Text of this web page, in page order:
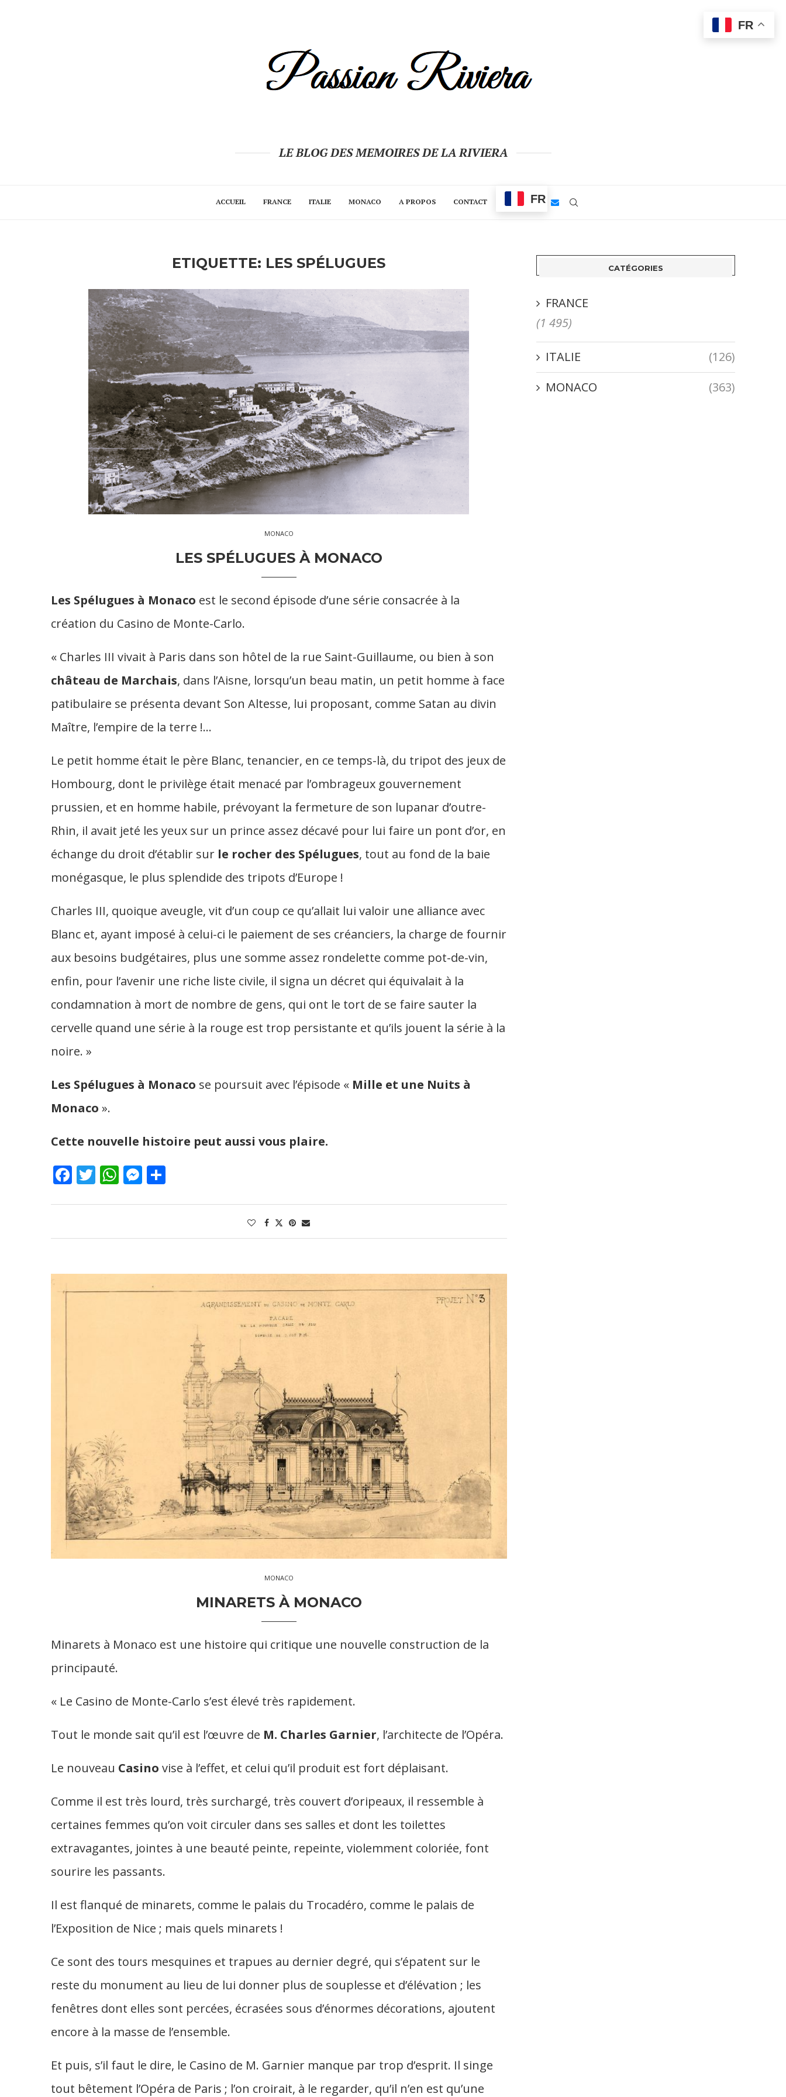
LE BLOG DES MEMOIRES DE LA RIVIERA
ACCUEIL FRANCE ITALIE MONACO A PROPOS CONTACT FR
ETIQUETTE: LES SPÉLUGUES
MONACO
LES SPÉLUGUES À MONACO
Les Spélugues à Monaco est le second épisode d’une série consacrée à la
création du Casino de Monte-Carlo.
« Charles III vivait à Paris dans son hôtel de la rue Saint-Guillaume, ou bien à son
château de Marchais, dans l’Aisne, lorsqu’un beau matin, un petit homme à face
patibulaire se présenta devant Son Altesse, lui proposant, comme Satan au divin
Maître, l’empire de la terre !…
Le petit homme était le père Blanc, tenancier, en ce temps-là, du tripot des jeux de
Hombourg, dont le privilège était menacé par l’ombrageux gouvernement
prussien, et en homme habile, prévoyant la fermeture de son lupanar d’outre-
Rhin, il avait jeté les yeux sur un prince assez décavé pour lui faire un pont d’or, en
échange du droit d’établir sur le rocher des Spélugues, tout au fond de la baie
monégasque, le plus splendide des tripots d’Europe !
Charles III, quoique aveugle, vit d’un coup ce qu’allait lui valoir une alliance avec
Blanc et, ayant imposé à celui-ci le paiement de ses créanciers, la charge de fournir
aux besoins budgétaires, plus une somme assez rondelette comme pot-de-vin,
enfin, pour l’avenir une riche liste civile, il signa un décret qui équivalait à la
condamnation à mort de nombre de gens, qui ont le tort de se faire sauter la
cervelle quand une série à la rouge est trop persistante et qu’ils jouent la série à la
noire. »
Les Spélugues à Monaco se poursuit avec l’épisode « Mille et une Nuits à
Monaco ».
Cette nouvelle histoire peut aussi vous plaire.
Facebook
Twitter
WhatsApp
Messenger
MONACO
MINARETS À MONACO
Minarets à Monaco est une histoire qui critique une nouvelle construction de la
principauté.
« Le Casino de Monte-Carlo s’est élevé très rapidement.
Tout le monde sait qu’il est l’œuvre de M. Charles Garnier, l’architecte de l’Opéra.
Le nouveau Casino vise à l’effet, et celui qu’il produit est fort déplaisant.
Comme il est très lourd, très surchargé, très couvert d’oripeaux, il ressemble à
certaines femmes qu’on voit circuler dans ses salles et dont les toilettes
extravagantes, jointes à une beauté peinte, repeinte, violemment coloriée, font
sourire les passants.
Il est flanqué de minarets, comme le palais du Trocadéro, comme le palais de
l’Exposition de Nice ; mais quels minarets !
Ce sont des tours mesquines et trapues au dernier degré, qui s’épatent sur le
reste du monument au lieu de lui donner plus de souplesse et d’élévation ; les
fenêtres dont elles sont percées, écrasées sous d’énormes décorations, ajoutent
encore à la masse de l’ensemble.
Et puis, s’il faut le dire, le Casino de M. Garnier manque par trop d’esprit. Il singe
tout bêtement l’Opéra de Paris ; l’on croirait, à le regarder, qu’il n’en est qu’une
CATÉGORIES
FRANCE
(1 495)
ITALIE
(126)
MONACO
(363)
FR